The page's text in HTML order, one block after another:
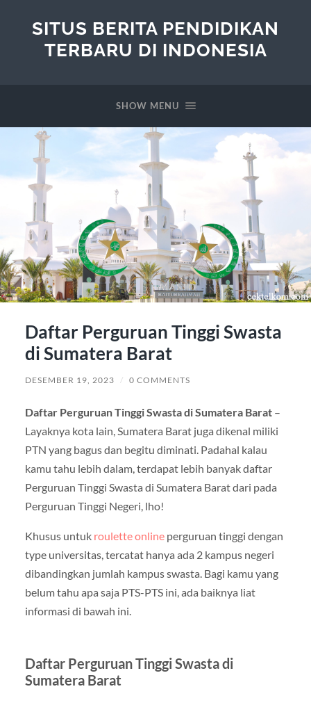
SITUS BERITA PENDIDIKAN
TERBARU DI INDONESIA
SHOW MENU
Daftar Perguruan Tinggi Swasta
di Sumatera Barat
DESEMBER 19, 2023 / 0 COMMENTS
Daftar Perguruan Tinggi Swasta di Sumatera Barat–
Layaknya kota lain, Sumatera Barat juga dikenal miliki
PTN yang bagus dan begitu diminati. Padahal kalau
kamu tahu lebih dalam, terdapat lebih banyak daftar
Perguruan Tinggi Swasta di Sumatera Barat dari pada
Perguruan Tinggi Negeri, lho!
Khusus untuk roulette onlineperguruan tinggi dengan
type universitas, tercatat hanya ada 2 kampus negeri
dibandingkan jumlah kampus swasta. Bagi kamu yang
belum tahu apa saja PTS-PTS ini, ada baiknya liat
informasi di bawah ini.
Daftar Perguruan Tinggi Swasta di
Sumatera Barat